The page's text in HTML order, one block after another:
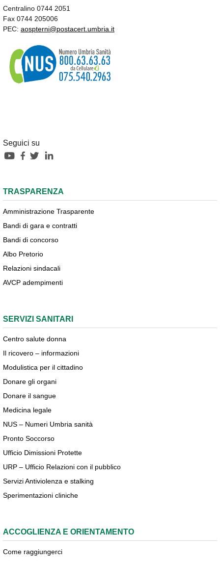
Centralino 0744 2051
Fax 0744 205006
PEC: aospterni@postacert.umbria.it
Seguici su
TRASPARENZA
Amministrazione Trasparente
Bandi di gara e contratti
Bandi di concorso
Albo Pretorio
Relazioni sindacali
AVCP adempimenti
SERVIZI SANITARI
Centro salute donna
Il ricovero – informazioni
Modulistica per il cittadino
Donare gli organi
Donare il sangue
Medicina legale
NUS – Numeri Umbria sanità
Pronto Soccorso
Ufficio Dimissioni Protette
URP – Ufficio Relazioni con il pubblico
Servizi Antiviolenza e stalking
Sperimentazioni cliniche
ACCOGLIENZA E ORIENTAMENTO
Come raggiungerci